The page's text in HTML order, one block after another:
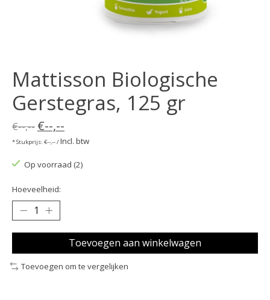
Mattisson Biologische
Gerstegras, 125 gr
€--,-- €--,--
* Stukprijs: €--,-- /Incl. btw
Op voorraad (2)
Hoeveelheid:
Toevoegen aan winkelwagen
Toevoegen om te vergelijken